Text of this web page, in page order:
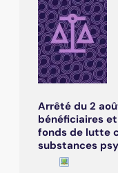
Arrêté du 2
bénéficiaires
fonds de lutte
substances